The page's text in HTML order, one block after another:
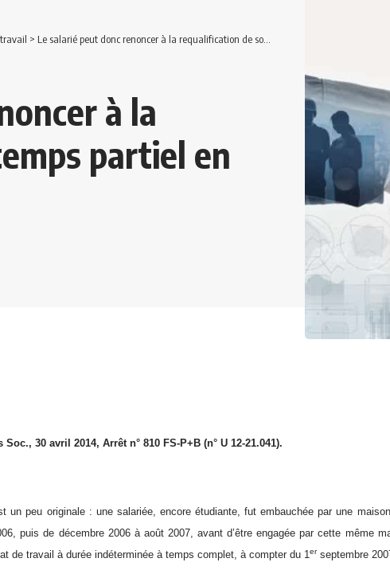
> Le salarié peut donc renoncer à la requalification de son temps partiel en temps complet.
à la
partiel en
Soc., 30 avril 2014, Arrêt n° 810 FS-P+B (n° U 12-21.041).
un peu originale : une salariée, encore étudiante, fut embauchée par une
puis de décembre 2006 à août 2007, avant d’être engagée par cette même
de travail à durée indéterminée à temps complet, à compter du 1erseptembre